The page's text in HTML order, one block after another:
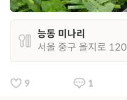
능동 미나리
서울 중구 을지로 120
9 1